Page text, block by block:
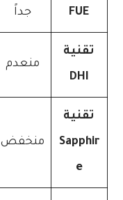
FUE جداً
تقنية
DHI
منعدم
تقنية
Sapphir
e
منخفض